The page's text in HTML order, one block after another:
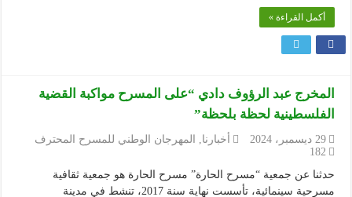
أكمل القراءة »
المخرج عبد الرؤوف دادي “على المسرح مواكبة القضية
الفلسطينية لحظة بلحظة”
29 ديسمبر، 2024 أخبارنا,
المهرجان الوطني للمسرح المحترف
182
حدثنا عن جمعية “مسرح الحارة” مسرح الحارة هو جمعية ثقافية
مسرحية سينمائية، تأسست نهاية سنة 2017، تنشط في مدينة